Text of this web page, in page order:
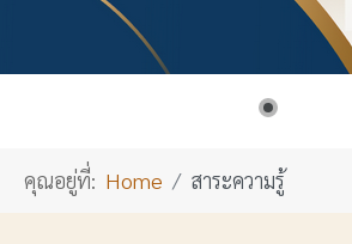
คุณอยู่ที่: Home สาระความรู้